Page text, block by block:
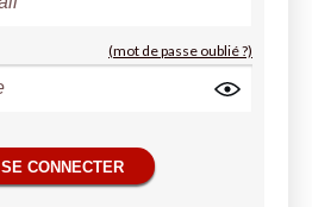
(mot de passe oublié ?)
SE CONNECTER